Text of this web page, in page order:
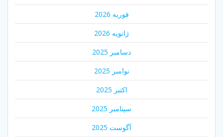
فوریه 2026
ژانویه 2026
دسامبر 2025
نوامبر 2025
اکتبر 2025
سپتامبر 2025
آگوست 2025